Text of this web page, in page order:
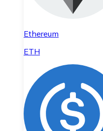
Ethereum
ETH